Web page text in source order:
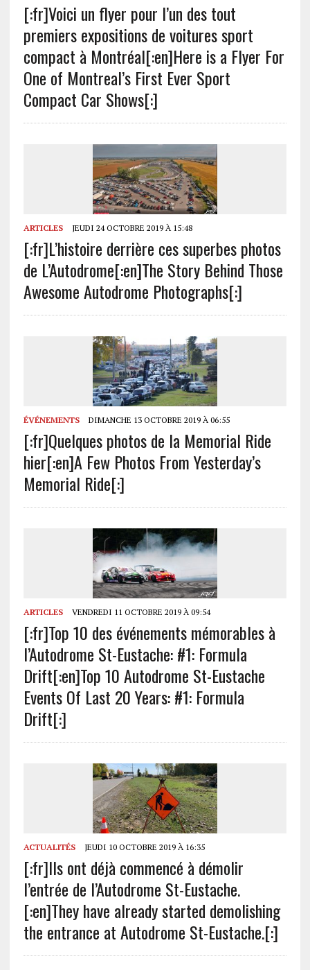
[:fr]Voici un flyer pour l’un des tout
premiers expositions de voitures sport
compact à Montréal[:en]Here is a Flyer For
One of Montreal’s First Ever Sport
Compact Car Shows[:]
ARTICLES JEUDI 24 OCTOBRE 2019 À 15:48
[:fr]L’histoire derrière ces superbes photos
de L’Autodrome[:en]The Story Behind Those
Awesome Autodrome Photographs[:]
ÉVÉNEMENTS DIMANCHE 13 OCTOBRE 2019 À 06:55
[:fr]Quelques photos de la Memorial Ride
hier[:en]A Few Photos From Yesterday’s
Memorial Ride[:]
ARTICLES VENDREDI 11 OCTOBRE 2019 À 09:54
[:fr]Top 10 des événements mémorables à
l’Autodrome St-Eustache: #1: Formula
Drift[:en]Top 10 Autodrome St-Eustache
Events Of Last 20 Years: #1: Formula
Drift[:]
ACTUALITÉS JEUDI 10 OCTOBRE 2019 À 16:35
[:fr]Ils ont déjà commencé à démolir
l’entrée de l’Autodrome St-Eustache.
[:en]They have already started demolishing
the entrance at Autodrome St-Eustache.[:]